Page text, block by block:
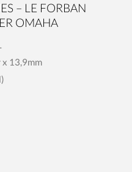
– LE FORBAN
OMAHA
x 13,9mm